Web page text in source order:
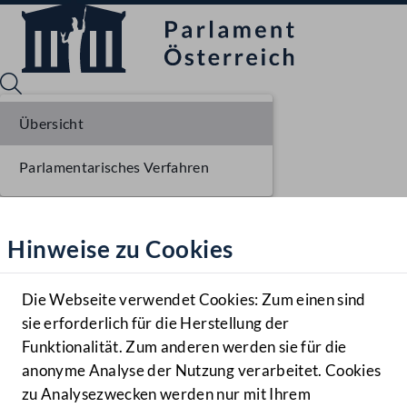
Hilfe
Benutzer
Navigationsmenü öffnen
MENÜ
Hinweise zu Cookies
Die Webseite verwendet Cookies: Zum einen sind
sie erforderlich für die Herstellung der
Funktionalität. Zum anderen werden sie für die
anonyme Analyse der Nutzung verarbeitet. Cookies
zu Analysezwecken werden nur mit Ihrem
Übersicht
Parlamentarisches Verfahren